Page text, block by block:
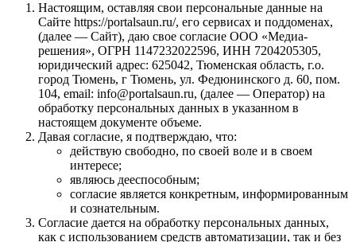
Настоящим, оставляя свои персональные данные на
Сайте https://portalsaun.ru/, его сервисах и поддоменах,
(далее — Сайт), даю свое согласие ООО «Медиа-
решения», ОГРН 1147232022596, ИНН 7204205305,
юридический адрес: 625042, Тюменская область, г.о.
город Тюмень, г Тюмень, ул. Федюнинского д. 60, пом.
104, email: info@portalsaun.ru, (далее — Оператор) на
обработку персональных данных в указанном в
настоящем документе объеме.
Давая согласие, я подтверждаю, что:
действую свободно, по своей воле и в своем
интересе;
являюсь дееспособным;
согласие является конкретным, информированным
и сознательным.
Согласие дается на обработку персональных данных,
как с использованием средств автоматизации, так и без